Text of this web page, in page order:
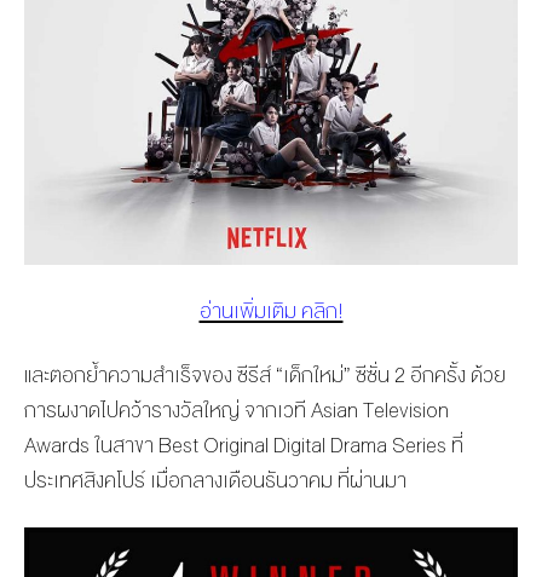
อ่านเพิ่มเติม คลิก!
และตอกย้ำความสำเร็จของ ซีรีส์ “เด็กใหม่” ซีซั่น 2 อีกครั้ง ด้วย
การผงาดไปคว้ารางวัลใหญ่ จากเวที Asian Television
Awards ในสาขา Best Original Digital Drama Series ที่
ประเทศสิงคโปร์ เมื่อกลางเดือนธันวาคม ที่ผ่านมา